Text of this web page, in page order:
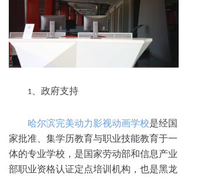
1、政府支持
哈尔滨完美动力影视动画学校是经国
家批准、集学历教育与职业技能教育于一
体的专业学校，是国家劳动部和信息产业
部职业资格认证定点培训机构，也是黑龙